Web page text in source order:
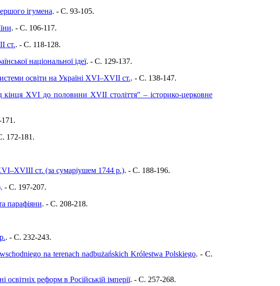
ігумена. - C. 93-105.
. - C. 106-117.
ст.. - C. 118-128.
національної ідеї. - C. 129-137.
освіти на Україні XVI–XVII ст.. - C. 138-147.
кінця ХVІ до половини ХVІІ століття" – історико-церковне
172-181.
ст. (за сумаріушем 1744 р.). - C. 188-196.
. - C. 197-207.
парафіяни. - C. 208-218.
. - C. 232-243.
na terenach nadbużańskich Królestwa Polskiego. - C.
реформ в Російській імперії. - C. 257-268.